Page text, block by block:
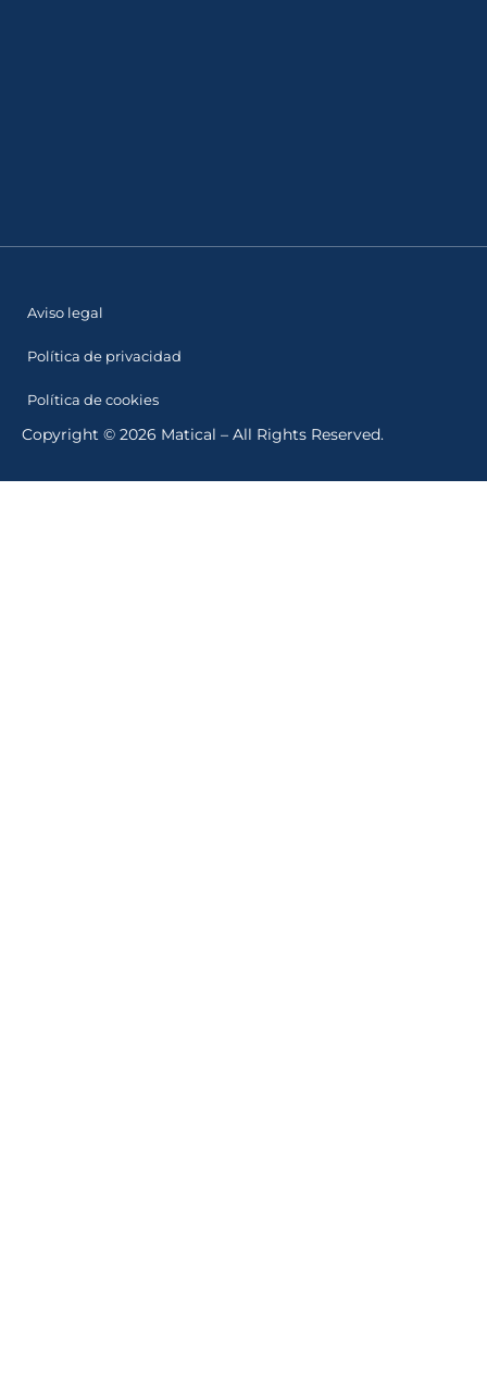
Aviso legal
Política de privacidad
Política de cookies
Copyright © 2026 Matical – All Rights Reserved.